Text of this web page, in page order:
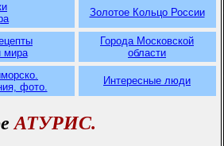
Золотое Кольцо России
мира
Города Московской
области
фото.
Интересные люди
АТУРИС.